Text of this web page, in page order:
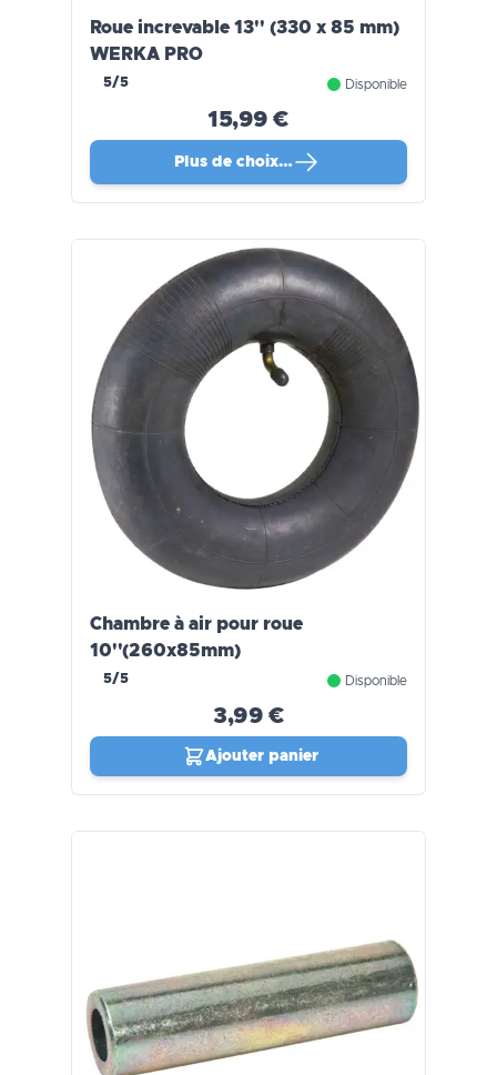
Roue increvable 13'' (330 x 85 mm)
WERKA PRO
5/5 Disponible
15,99 €
Plus de choix…
Chambre à air pour roue
10''(260x85mm)
5/5 Disponible
3,99 €
Ajouter panier